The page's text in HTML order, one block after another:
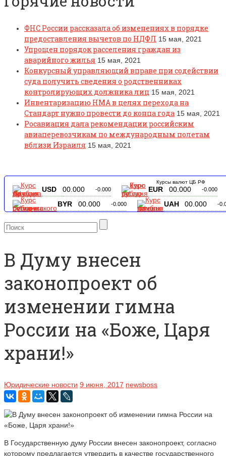
ФНС России рассказала об изменениях в порядке
предоставления вычетов по НДФЛ 15 мая, 2021
Упрощен порядок расселения граждан из
аварийного жилья 15 мая, 2021
Конкурсный управляющий вправе при содействии
суда получить сведения о родственниках
контролирующих должника лиц 15 мая, 2021
Инвентаризацию НМА в целях перехода на
Стандарт нужно провести до конца года 15 мая, 2021
Росавиация дала рекомендации российским
авиаперевозчикам по международным полетам
вблизи Израиля 15 мая, 2021
Курсы валют ЦБ РФ
USD 00.000 -0.000 EUR 00.000 -0.000
BYR 00.000 -0.000 UAH 00.000 -
В Думу внесен
законопроект об
изменении гимна
России на «Боже, Царя
храни!»
Юридические новости 9 июня, 2017 newsboss
В Государственную думу России внесен законопроект, согласно
которому предлагается утвердить в качестве государственного